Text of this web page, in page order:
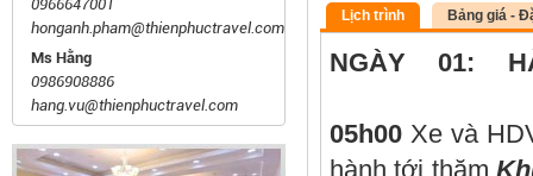
0966647001
honganh.pham@thienphuctravel.com
Ms Hằng
0986908886
hang.vu@thienphuctravel.com
Lịch trình Bảng giá -
NGÀY 01:
05h00 Xe và
hành tới thăm